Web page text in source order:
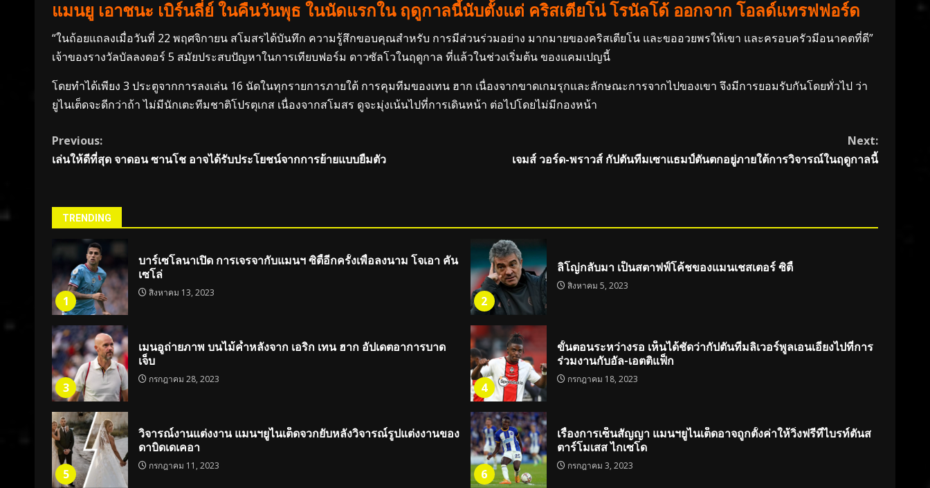
แมนยู เอาชนะ เบิร์นลี่ย์ ในคืนวันพุธ ในนัดแรกใน ฤดูกาลนี้นับตั้งแต่ คริสเตียโน่ โรนัลโด้ ออกจาก โอลด์แทรฟฟอร์ด
“ในถ้อยแถลงเมื่อวันที่ 22 พฤศจิกายน สโมสรได้บันทึก ความรู้สึกขอบคุณสำหรับ การมีส่วนร่วมอย่าง มากมายของคริสเตียโน และขออวยพรให้เขา และครอบครัวมีอนาคตที่ดี”
เจ้าของรางวัลบัลลงดอร์ 5 สมัยประสบปัญหาในการเทียบฟอร์ม ดาวซัลโวในฤดูกาล ที่แล้วในช่วงเริ่มต้น ของแคมเปญนี้
โดยทำได้เพียง 3 ประตูจากการลงเล่น 16 นัดในทุกรายการภายใต้ การคุมทีมของเทน ฮาก เนื่องจากขาดเกมรุกและลักษณะการจากไปของเขา จึงมีการยอมรับกันโดยทั่วไป ว่า
ยูไนเต็ดจะดีกว่าถ้า ไม่มีนักเตะทีมชาติโปรตุเกส เนื่องจากสโมสร ดูจะมุ่งเน้นไปที่การเดินหน้า ต่อไปโดยไม่มีกองหน้า
Continue
Reading
Previous:
เล่นให้ดีที่สุด จาดอน ซานโช อาจได้รับประโยชน์จากการย้ายแบบยืมตัว
Next:
เจมส์ วอร์ด-พราวส์ กัปตันทีมเซาแธมป์ตันตกอยู่ภายใต้การวิจารณ์ในฤดูกาลนี้
TRENDING
1
บาร์เซโลนาเปิด การเจรจากับแมนฯ ซิตี้อีกครั้งเพื่อลงนาม โจเอา คัน
เซโล่
สิงหาคม 13, 2023
2
ลิโญ่กลับมา เป็นสตาฟฟ์โค้ชของแมนเชสเตอร์ ซิตี้
สิงหาคม 5, 2023
3
เมนอูถ่ายภาพ บนไม้ค้ำหลังจาก เอริก เทน ฮาก อัปเดตอาการบาด
เจ็บ
กรกฎาคม 28, 2023
4
ขั้นตอนระหว่างรอ เห็นได้ชัดว่ากัปตันทีมลิเวอร์พูลเอนเอียงไปที่การ
ร่วมงานกับอัล-เอตติแฟ็ก
กรกฎาคม 18, 2023
5
วิจารณ์งานแต่งงาน แมนฯยูไนเต็ดจวกยับหลังวิจารณ์รูปแต่งงานของ
ดาบิดเดเคอา
กรกฎาคม 11, 2023
6
เรื่องการเซ็นสัญญา แมนฯยูไนเต็ดอาจถูกตั้งค่าให้วิ่งฟรีที่ไบรท์ตันส
ตาร์โมเสส ไกเซโด
กรกฎาคม 3, 2023